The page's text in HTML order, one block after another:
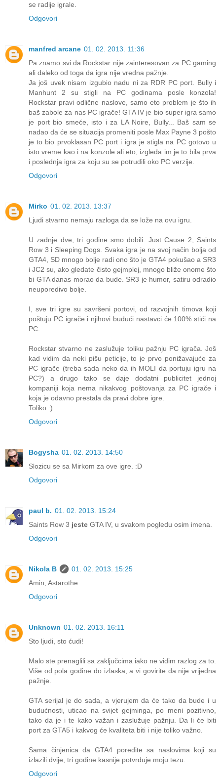
se radije igrale.
Odgovori
manfred arcane 01. 02. 2013. 11:36
Pa znamo svi da Rockstar nije zainteresovan za PC gaming
ali daleko od toga da igra nije vredna pažnje.
Ja još uvek nisam izgubio nadu ni za RDR PC port. Bully i
Manhunt 2 su stigli na PC godinama posle konzola!
Rockstar pravi odlične naslove, samo eto problem je što ih
baš zabole za nas PC igrače! GTA IV je bio super igra samo
je port bio smeće, isto i za LA Noire, Bully... Baš sam se
nadao da će se situacija promeniti posle Max Payne 3 pošto
je to bio prvoklasan PC port i igra je stigla na PC gotovo u
isto vreme kao i na konzole ali eto, izgleda im je to bila prva
i poslednja igra za koju su se potrudili oko PC verzije.
Odgovori
Mirko 01. 02. 2013. 13:37
Ljudi stvarno nemaju razloga da se lože na ovu igru.
U zadnje dve, tri godine smo dobili: Just Cause 2, Saints
Row 3 i Sleeping Dogs. Svaka igra je na svoj način bolja od
GTA4, SD mnogo bolje radi ono što je GTA4 pokušao a SR3
i JC2 su, ako gledate čisto gejmplej, mnogo bliže onome što
bi GTA danas morao da bude. SR3 je humor, satiru odradio
neuporedivo bolje.
I, sve tri igre su savršeni portovi, od razvojnih timova koji
poštuju PC igrače i njihovi budući nastavci će 100% stići na
PC.
Rockstar stvarno ne zaslužuje toliku pažnju PC igrača. Još
kad vidim da neki pišu peticije, to je prvo ponižavajuće za
PC igrače (treba sada neko da ih MOLI da portuju igru na
PC?) a drugo tako se daje dodatni publicitet jednoj
kompaniji koja nema nikakvog poštovanja za PC igrače i
koja je odavno prestala da pravi dobre igre.
Toliko.:)
Odgovori
Bogysha 01. 02. 2013. 14:50
Slozicu se sa Mirkom za ove igre. :D
Odgovori
paul b. 01. 02. 2013. 15:24
Saints Row 3 jeste GTA IV, u svakom pogledu osim imena.
Odgovori
Nikola B
01. 02. 2013. 15:25
Amin, Astarothe.
Odgovori
Unknown 01. 02. 2013. 16:11
Sto ljudi, sto ćudi!
Malo ste prenaglili sa zaključcima iako ne vidim razlog za to.
Više od pola godine do izlaska, a vi govirite da nije vrijedna
pažnje.
GTA serijal je do sada, a vjerujem da će tako da bude i u
budućnosti, uticao na svijet gejminga, po meni pozitivno,
tako da je i te kako važan i zaslužuje pažnju. Da li će biti
port za GTA5 i kakvog će kvaliteta biti i nije toliko važno.
Sama činjenica da GTA4 poredite sa naslovima koji su
izlazili dvije, tri godine kasnije potvrđuje moju tezu.
Odgovori